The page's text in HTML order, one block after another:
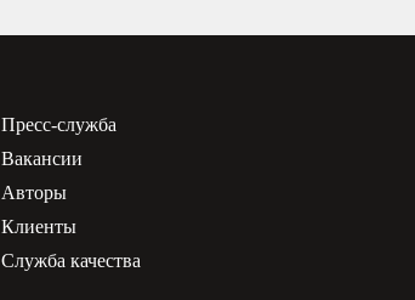
Пресс-служба
Вакансии
Авторы
Клиенты
Служба качества